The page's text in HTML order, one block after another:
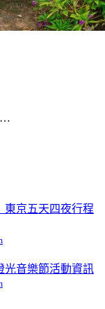
…
東京五天四夜行程
光音樂節活動資訊